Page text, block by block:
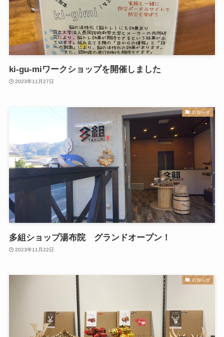
ki-gu-miワークショップを開催しました
2023年11月27日
お知らせ
多組ショップ湯布院 グランドオープン！
2023年11月22日
お知らせ